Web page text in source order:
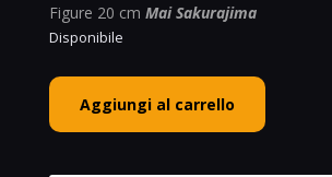
Figure 20 cm Mai Sakurajima
Disponibile
Taito
Coreful
Mai
Aggiungi al carrello